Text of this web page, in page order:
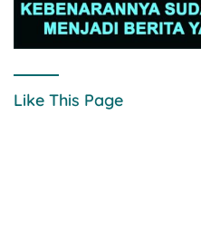
Like This Page